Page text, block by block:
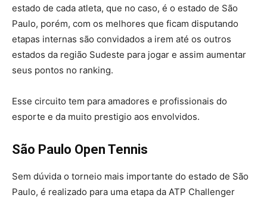
estado de cada atleta, que no caso, é o estado de São
Paulo, porém, com os melhores que ficam disputando
etapas internas são convidados a irem até os outros
estados da região Sudeste para jogar e assim aumentar
seus pontos no ranking.
Esse circuito tem para amadores e profissionais do
esporte e da muito prestigio aos envolvidos.
São Paulo Open Tennis
Sem dúvida o torneio mais importante do estado de São
Paulo, é realizado para uma etapa da ATP Challenger